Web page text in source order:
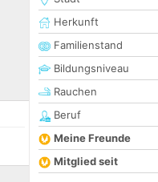
Herkunft
Familienstand
Bildungsniveau
Rauchen
Beruf
Meine Freunde
Mitglied seit